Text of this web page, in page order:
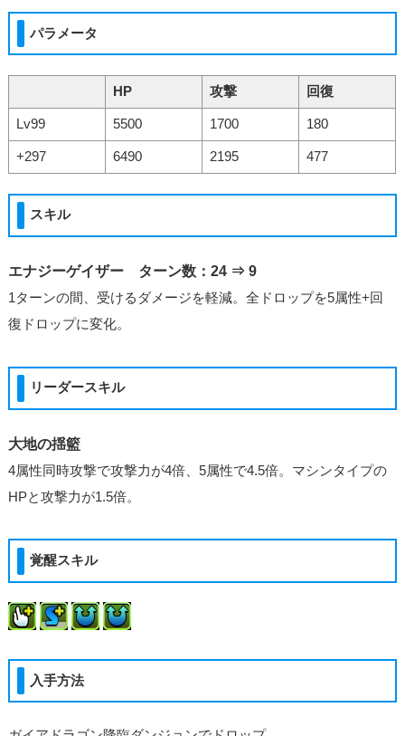
パラメータ
HP 攻撃 回復
Lv99 5500 1700 180
+297 6490 2195 477
スキル
エナジーゲイザー ターン数：24 ⇒ 9
1ターンの間、受けるダメージを軽減。全ドロップを5属性+回
復ドロップに変化。
リーダースキル
大地の揺籃
4属性同時攻撃で攻撃力が4倍、5属性で4.5倍。マシンタイプの
HPと攻撃力が1.5倍。
覚醒スキル
入手方法